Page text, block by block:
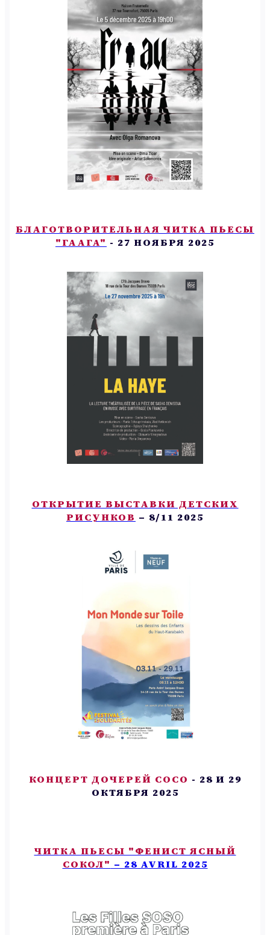
БЛАГОТВОРИТЕЛЬНАЯ ЧИТКА ПЬЕСЫ
"ГААГА" - 27 НОЯБРЯ 2025
ОТКРЫТИЕ ВЫСТАВКИ ДЕТСКИХ
РИСУНКОВ – 8/11 2025
КОНЦЕРТ ДОЧЕРЕЙ СОСО - 28 И 29
ОКТЯБРЯ 2025
ЧИТКА ПЬЕСЫ "ФЕНИСТ ЯСНЫЙ
СОКОЛ" – 28 AVRIL 2025